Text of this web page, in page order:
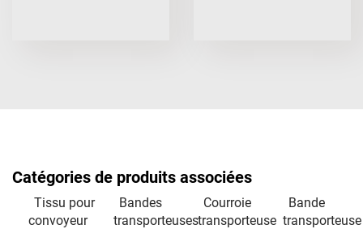
Catégories de produits associées
Tissu pour
convoyeur
Bandes
transporteuses
Courroie
transporteuse
Bande
transporteuse